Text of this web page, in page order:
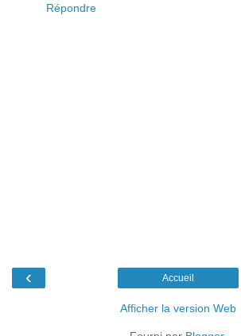
Répondre
‹ Accueil
Afficher la version Web